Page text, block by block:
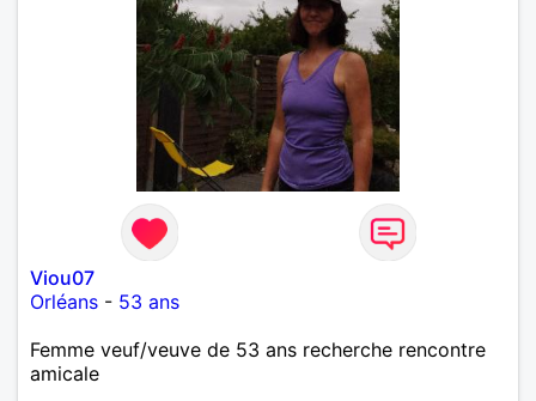
Viou07
Orléans - 53 ans
Femme veuf/veuve de 53 ans recherche rencontre
amicale